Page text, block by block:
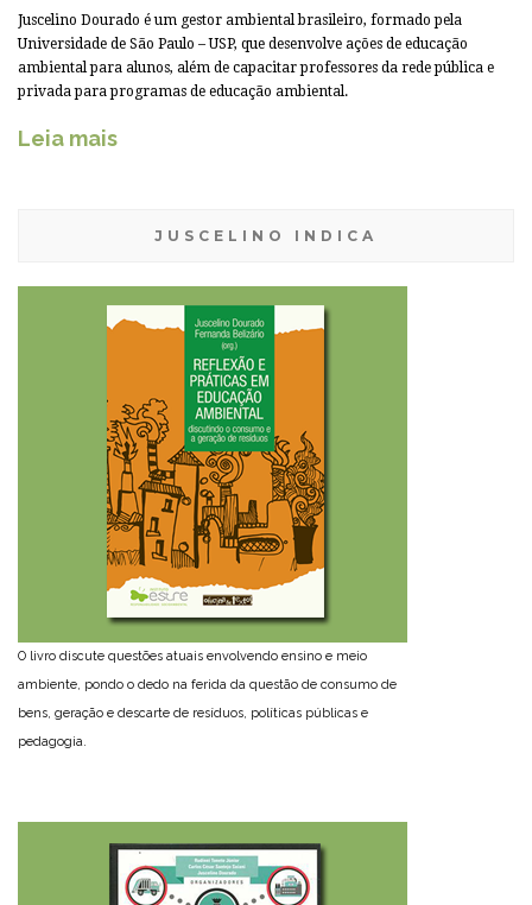
Juscelino Dourado é um gestor ambiental brasileiro, formado pela
Universidade de São Paulo – USP, que desenvolve ações de educação
ambiental para alunos, além de capacitar professores da rede pública e
privada para programas de educação ambiental.
Leia mais
JUSCELINO INDICA
O livro discute questões atuais envolvendo ensino e meio
ambiente, pondo o dedo na ferida da questão de consumo de
bens, geração e descarte de resíduos, políticas públicas e
pedagogia.